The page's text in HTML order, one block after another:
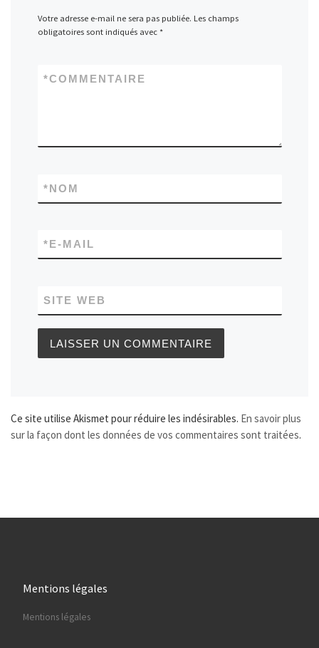
Votre adresse e-mail ne sera pas publiée. Les champs
obligatoires sont indiqués avec *
COMMENTAIRE
*
NOM
*
E-MAIL
*
SITE WEB
Ce site utilise Akismet pour réduire les indésirables. En savoir plus
sur la façon dont les données de vos commentaires sont traitées.
Mentions légales
Mentions légales